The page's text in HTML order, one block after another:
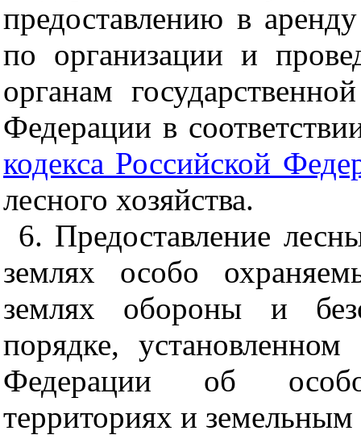
предоставлению в
по организации и
органам
Федерации в
кодекса Российской
лесного хозяйства.
6. Предоставление
землях особо
землях обороны и
порядке, установленном
Федерации об
территориях и земельным